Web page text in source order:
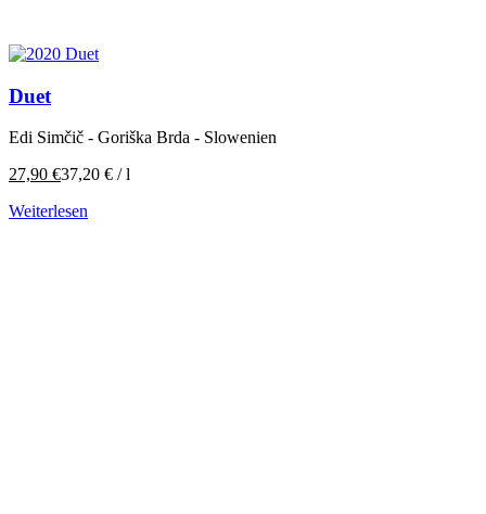
Duet
Edi Simčič - Goriška Brda - Slowenien
27,90 €37,20 € /l
Weiterlesen